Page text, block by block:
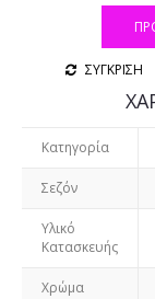
ΣΥΓΚΡΙΣΗ
Κατηγορία
Σεζόν
Υλικό
Κατασκευής
Χρώμα